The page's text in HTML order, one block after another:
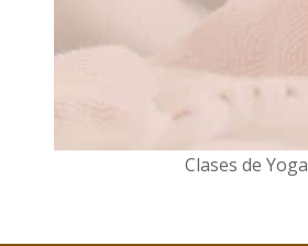
Clases de Yoga